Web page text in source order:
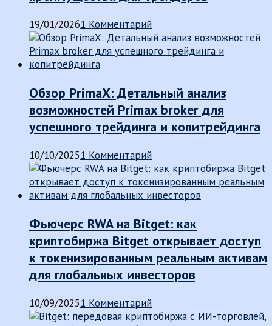
19/01/20261 Комментарий
Обзор PrimaX: Детальный анализ
возможностей Primax broker для
успешного трейдинга и копитрейдинга
10/10/20251 Комментарий
Фьючерс RWA на Bitget: как
криптобиржа Bitget открывает доступ
к токенизированным реальным активам
для глобальных инвесторов
10/09/20251 Комментарий